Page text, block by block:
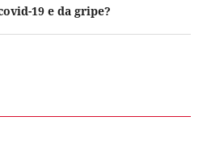
19 e da gripe?